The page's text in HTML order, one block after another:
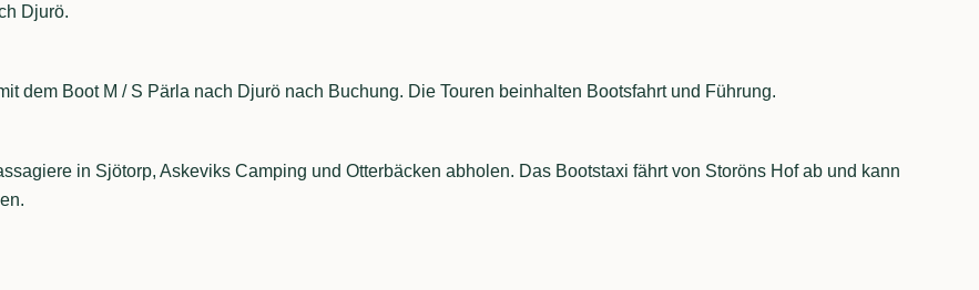
Djurö.
dem Boot M / S Pärla nach Djurö nach Buchung. Die Touren beinhalten Bootsfahrt und Führung.
in Sjötorp, Askeviks Camping und Otterbäcken abholen. Das Bootstaxi fährt von Storöns Hof ab und kann